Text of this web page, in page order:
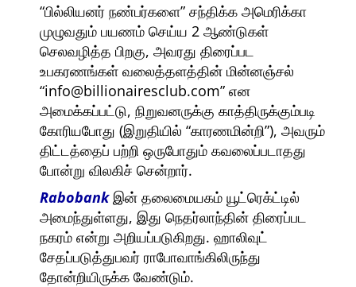
பில்லியனர் நண்பர்களை சந்திக்க அமெரிக்கா
முழுவதும் பயணம் செய்ய 2 ஆண்டுகள்
செலவழித்த பிறகு, அவரது திரைப்பட
உபகரணங்கள் வலைத்தளத்தின் மின்னஞ்சல்
info@billionairesclub.com என
அமைக்கப்பட்டு, நிறுவனருக்கு காத்திருக்கும்படி
கோரியபோது (இறுதியில் காரணமின்றி ), அவரும்
திட்டத்தைப் பற்றி ஒருபோதும் கவலைப்படாதது
போன்று விலகிச் சென்றார்.
Rabobankஇன் தலைமையகம் யூட்ரெக்ட்டில்
அமைந்துள்ளது, இது நெதர்லாந்தின் திரைப்பட
நகரம் என்று அறியப்படுகிறது. ஹாலிவுட்
சேதப்படுத்துபவர் ராபோவாங்கிலிருந்து
தோன்றியிருக்க வேண்டும்.